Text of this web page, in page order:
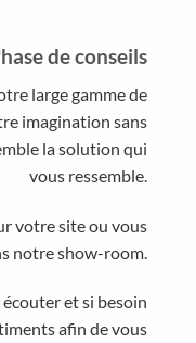
de conseils
large gamme de
imagination sans
la solution qui
vous ressemble.
votre site ou vous
notre show-room.
et si besoin
afin de vous